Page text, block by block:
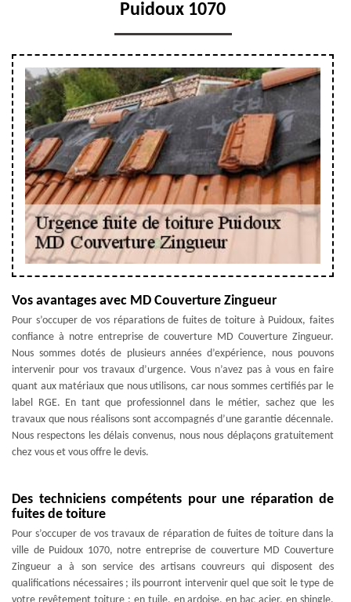
Puidoux 1070
Vos avantages avec MD Couverture Zingueur
Pour s’occuper de vos réparations de fuites de toiture à Puidoux, faites
confiance à notre entreprise de couverture MD Couverture Zingueur.
Nous sommes dotés de plusieurs années d’expérience, nous pouvons
intervenir pour vos travaux d’urgence. Vous n’avez pas à vous en faire
quant aux matériaux que nous utilisons, car nous sommes certifiés par le
label RGE. En tant que professionnel dans le métier, sachez que les
travaux que nous réalisons sont accompagnés d’une garantie décennale.
Nous respectons les délais convenus, nous nous déplaçons gratuitement
chez vous et vous offre le devis.
Des techniciens compétents pour une réparation de
fuites de toiture
Pour s’occuper de vos travaux de réparation de fuites de toiture dans la
ville de Puidoux 1070, notre entreprise de couverture MD Couverture
Zingueur a à son service des artisans couvreurs qui disposent des
qualifications nécessaires ; ils pourront intervenir quel que soit le type de